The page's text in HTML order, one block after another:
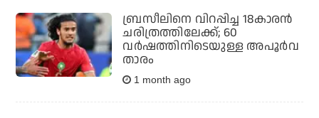
ബ്രസീലിനെ വിറപ്പിച്ച 18കാരന്‍
ചരിത്രത്തിലേക്ക്; 60
വര്‍ഷത്തിനിടെയുള്ള അപൂര്‍വ
താരം
1 month ago